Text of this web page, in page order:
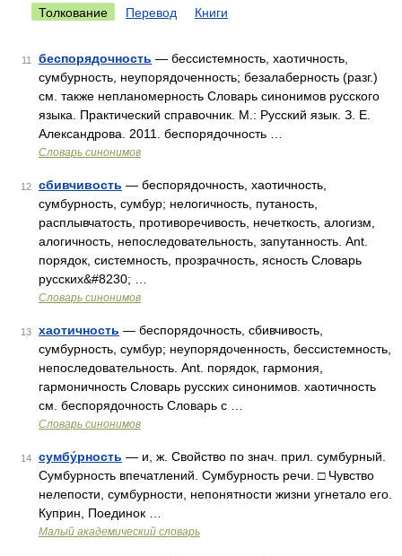
Толкование Перевод Книги
11 беспорядочность — бессистемность, хаотичность,
сумбурность, неупорядоченность; безалаберность (разг.)
см. также непланомерность Словарь синонимов русского
языка. Практический справочник. М.: Русский язык. З. Е.
Александрова. 2011. беспорядочность …
Словарь синонимов
12 сбивчивость — беспорядочность, хаотичность,
сумбурность, сумбур; нелогичность, путаность,
расплывчатость, противоречивость, нечеткость, алогизм,
алогичность, непоследовательность, запутанность. Ant.
порядок, системность, прозрачность, ясность Словарь
русских&#8230; …
Словарь синонимов
13 хаотичность — беспорядочность, сбивчивость,
сумбурность, сумбур; неупорядоченность, бессистемность,
непоследовательность. Ant. порядок, гармония,
гармоничность Словарь русских синонимов. хаотичность
см. беспорядочность Словарь с …
Словарь синонимов
14 сумбу́рность — и, ж. Свойство по знач. прил. сумбурный.
Сумбурность впечатлений. Сумбурность речи. □ Чувство
нелепости, сумбурности, непонятности жизни угнетало его.
Куприн, Поединок …
Малый академический словарь